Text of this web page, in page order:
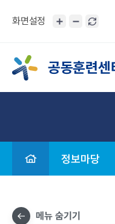
화면설정
공동훈련센
정보마당
메뉴 숨기기